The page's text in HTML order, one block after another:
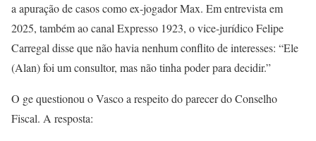
a apuração de casos como ex-jogador Max. Em entrevista em
2025, também ao canal Expresso 1923, o vice-jurídico Felipe
Carregal disse que não havia nenhum conflito de interesses: “Ele
(Alan) foi um consultor, mas não tinha poder para decidir.”
O ge questionou o Vasco a respeito do parecer do Conselho
Fiscal. A resposta: